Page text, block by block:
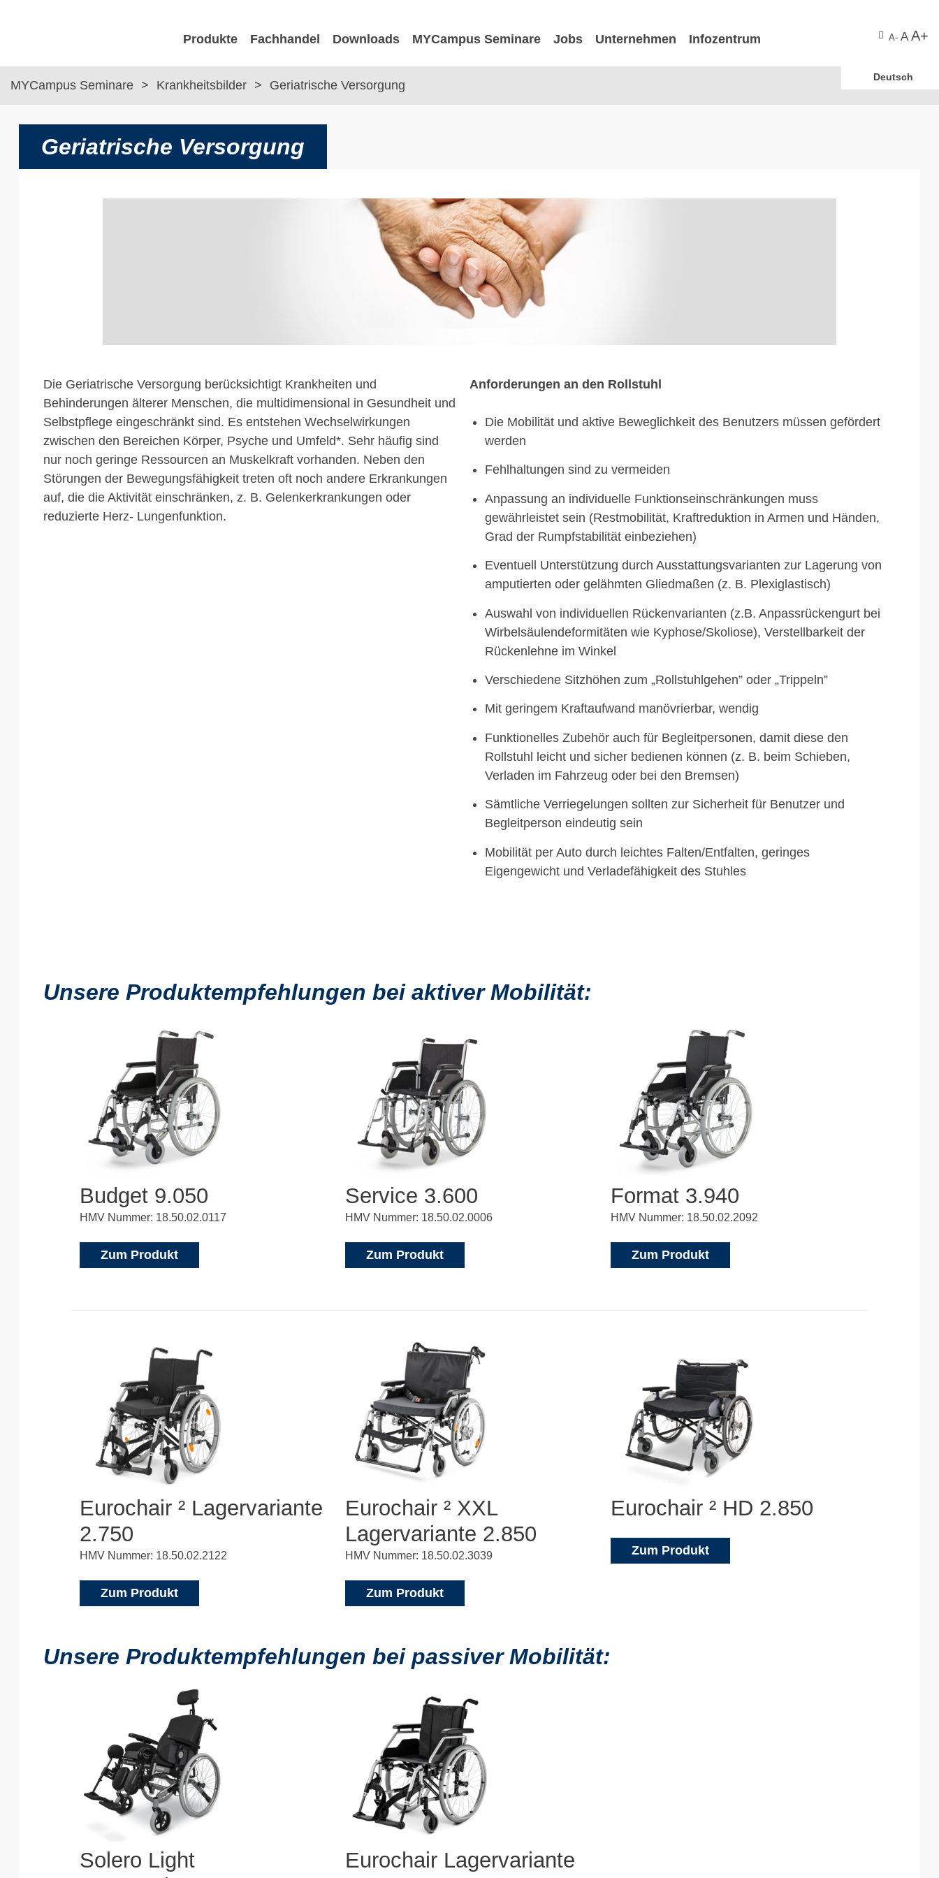
Produkte Fachhandel Downloads MYCampus Seminare Jobs Unternehmen Infozentrum A- A A+
Deutsch
MYCampus Seminare Krankheitsbilder Geriatrische Versorgung
Geriatrische Versorgung
Die Geriatrische Versorgung berücksichtigt Krankheiten und
Behinderungen älterer Menschen, die multidimensional in Gesundheit und
Selbstpflege eingeschränkt sind. Es entstehen Wechselwirkungen
zwischen den Bereichen Körper, Psyche und Umfeld*. Sehr häufig sind
nur noch geringe Ressourcen an Muskelkraft vorhanden. Neben den
Störungen der Bewegungsfähigkeit treten oft noch andere Erkrankungen
auf, die die Aktivität einschränken, z. B. Gelenkerkrankungen oder
reduzierte Herz- Lungenfunktion.
Anforderungen an den Rollstuhl
Die Mobilität und aktive Beweglichkeit des Benutzers müssen gefördert
werden
Fehlhaltungen sind zu vermeiden
Anpassung an individuelle Funktionseinschränkungen muss
gewährleistet sein (Restmobilität, Kraftreduktion in Armen und Händen,
Grad der Rumpfstabilität einbeziehen)
Eventuell Unterstützung durch Ausstattungsvarianten zur Lagerung von
amputierten oder gelähmten Gliedmaßen (z. B. Plexiglastisch)
Auswahl von individuellen Rückenvarianten (z.B. Anpassrückengurt bei
Wirbelsäulendeformitäten wie Kyphose/Skoliose), Verstellbarkeit der
Rückenlehne im Winkel
Verschiedene Sitzhöhen zum „Rollstuhlgehen” oder „Trippeln”
Mit geringem Kraftaufwand manövrierbar, wendig
Funktionelles Zubehör auch für Begleitpersonen, damit diese den
Rollstuhl leicht und sicher bedienen können (z. B. beim Schieben,
Verladen im Fahrzeug oder bei den Bremsen)
Sämtliche Verriegelungen sollten zur Sicherheit für Benutzer und
Begleitperson eindeutig sein
Mobilität per Auto durch leichtes Falten/Entfalten, geringes
Eigengewicht und Verladefähigkeit des Stuhles
Unsere Produktempfehlungen bei aktiver Mobilität:
Budget 9.050
HMV Nummer: 18.50.02.0117
Zum Produkt
Service 3.600
HMV Nummer: 18.50.02.0006
Zum Produkt
Format 3.940
HMV Nummer: 18.50.02.2092
Zum Produkt
Eurochair ² Lagervariante
2.750
HMV Nummer: 18.50.02.2122
Zum Produkt
Eurochair ² XXL
Lagervariante 2.850
HMV Nummer: 18.50.02.3039
Zum Produkt
Eurochair ² HD 2.850
Zum Produkt
Unsere Produktempfehlungen bei passiver Mobilität:
Solero Light
Eurochair Lagervariante